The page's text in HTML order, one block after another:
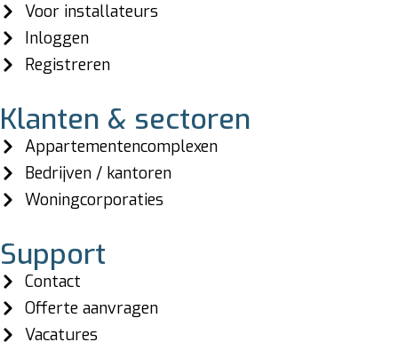
Voor installateurs
Inloggen
Registreren
Klanten & sectoren
Appartementencomplexen
Bedrijven / kantoren
Woningcorporaties
Support
Contact
Offerte aanvragen
Vacatures